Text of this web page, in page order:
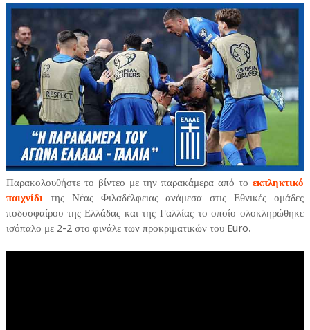
Παρακολουθήστε το βίντεο με την παρακάμερα από τοεκπληκτικό
παιχνίδιτης Νέας Φιλαδέλφειας ανάμεσα στις Εθνικές ομάδες
ποδοσφαίρου της Ελλάδας και της Γαλλίας το οποίο ολοκληρώθηκε
ισόπαλο με 2-2 στο φινάλε των προκριματικών του Euro.